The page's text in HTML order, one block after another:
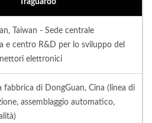
Traguardo
Taiwan - Sede centrale
e centro R&D per lo sviluppo del
elettronici
fabbrica di DongGuan, Cina (linea di
assemblaggio automatico,